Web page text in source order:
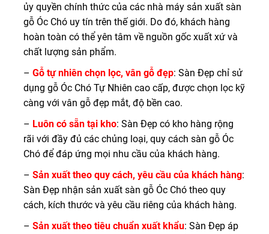
ủy quyền chính thức của các nhà máy sản xuất sàn
gỗ Óc Chó uy tín trên thế giới. Do đó, khách hàng
hoàn toàn có thể yên tâm về nguồn gốc xuất xứ và
chất lượng sản phẩm.
– Gỗ tự nhiên chọn lọc, vân gỗ đẹp: Sàn Đẹp chỉ sử
dụng gỗ Óc Chó Tự Nhiên cao cấp, được chọn lọc kỹ
càng với vân gỗ đẹp mắt, độ bền cao.
– Luôn có sẵn tại kho: Sàn Đẹp có kho hàng rộng
rãi với đầy đủ các chủng loại, quy cách sàn gỗ Óc
Chó để đáp ứng mọi nhu cầu của khách hàng.
– Sản xuất theo quy cách, yêu cầu của khách hàng:
Sàn Đẹp nhận sản xuất sàn gỗ Óc Chó theo quy
cách, kích thước và yêu cầu riêng của khách hàng.
– Sản xuất theo tiêu chuẩn xuất khẩu: Sàn Đẹp áp